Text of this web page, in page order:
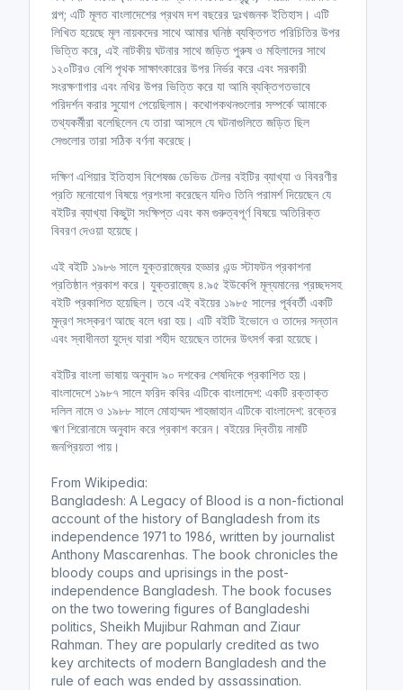
গল্প; এটি মূলত বাংলাদেশের প্রথম দশ বছরের দুঃখজনক ইতিহাস। এটি
লিখিত হয়েছে মূল নায়কদের সাথে আমার ঘনিষ্ঠ ব্যক্তিগত পরিচিতির উপর
ভিত্তি করে, এই নাটকীয় ঘটনার সাথে জড়িত পুরুষ ও মহিলাদের সাথে
১২০টিরও বেশি পৃথক সাক্ষাৎকারের উপর নির্ভর করে এবং সরকারী
সংরক্ষণাগার এবং নথির উপর ভিত্তি করে যা আমি ব্যক্তিগতভাবে
পরিদর্শন করার সুযোগ পেয়েছিলাম। কথোপকথনগুলোর সম্পর্কে আমাকে
তথ্যকর্মীরা বলেছিলেন যে তারা আসলে যে ঘটনাগুলিতে জড়িত ছিল
সেগুলোর তারা সঠিক বর্ণনা করেছে।
দক্ষিণ এশিয়ার ইতিহাস বিশেষজ্ঞ ডেভিড টেলর বইটির ব্যাখ্যা ও বিবরণীর
প্রতি মনোযোগ বিষয়ে প্রশংসা করেছেন যদিও তিনি পরামর্শ দিয়েছেন যে
বইটির ব্যাখ্যা কিছুটা সংক্ষিপ্ত এবং কম গুরুত্বপূর্ণ বিষয়ে অতিরিক্ত
বিবরণ দেওয়া হয়েছে।
এই বইটি ১৯৮৬ সালে যুক্তরাজ্যের হড্ডার এন্ড স্টাফটন প্রকাশনা
প্রতিষ্ঠান প্রকাশ করে। যুক্তরাজ্যে ৪.৯৫ ইউকেপি মূল্যমানের প্রচ্ছদসহ
বইটি প্রকাশিত হয়েছিল। তবে এই বইয়ের ১৯৮৫ সালের পূর্ববর্তী একটি
মুদ্রণ সংস্করণ আছে বলে ধরা হয়। এটি বইটি ইভোনে ও তাদের সন্তান
এবং স্বাধীনতা যুদ্ধে যারা শহীদ হয়েছেন তাদের উৎসর্গ করা হয়েছে।
বইটির বাংলা ভাষায় অনুবাদ ৯০ দশকের শেষদিকে প্রকাশিত হয়।
বাংলাদেশে ১৯৮৭ সালে ফরিদ কবির এটিকে বাংলাদেশ: একটি রক্তাক্ত
দলিল নামে ও ১৯৮৮ সালে মোহাম্মদ শাহজাহান এটিকে বাংলাদেশ: রক্তের
ঋণ শিরোনামে অনুবাদ করে প্রকাশ করেন। বইয়ের দ্বিতীয় নামটি
জনপ্রিয়তা পায়।
From Wikipedia:
Bangladesh: A Legacy of Blood is a non-fictional
account of the history of Bangladesh from its
independence 1971 to 1986, written by journalist
Anthony Mascarenhas. The book chronicles the
bloody coups and uprisings in the post-
independence Bangladesh. The book focuses
on the two towering figures of Bangladeshi
politics, Sheikh Mujibur Rahman and Ziaur
Rahman. They are popularly credited as two
key architects of modern Bangladesh and the
rule of each was ended by assassination.